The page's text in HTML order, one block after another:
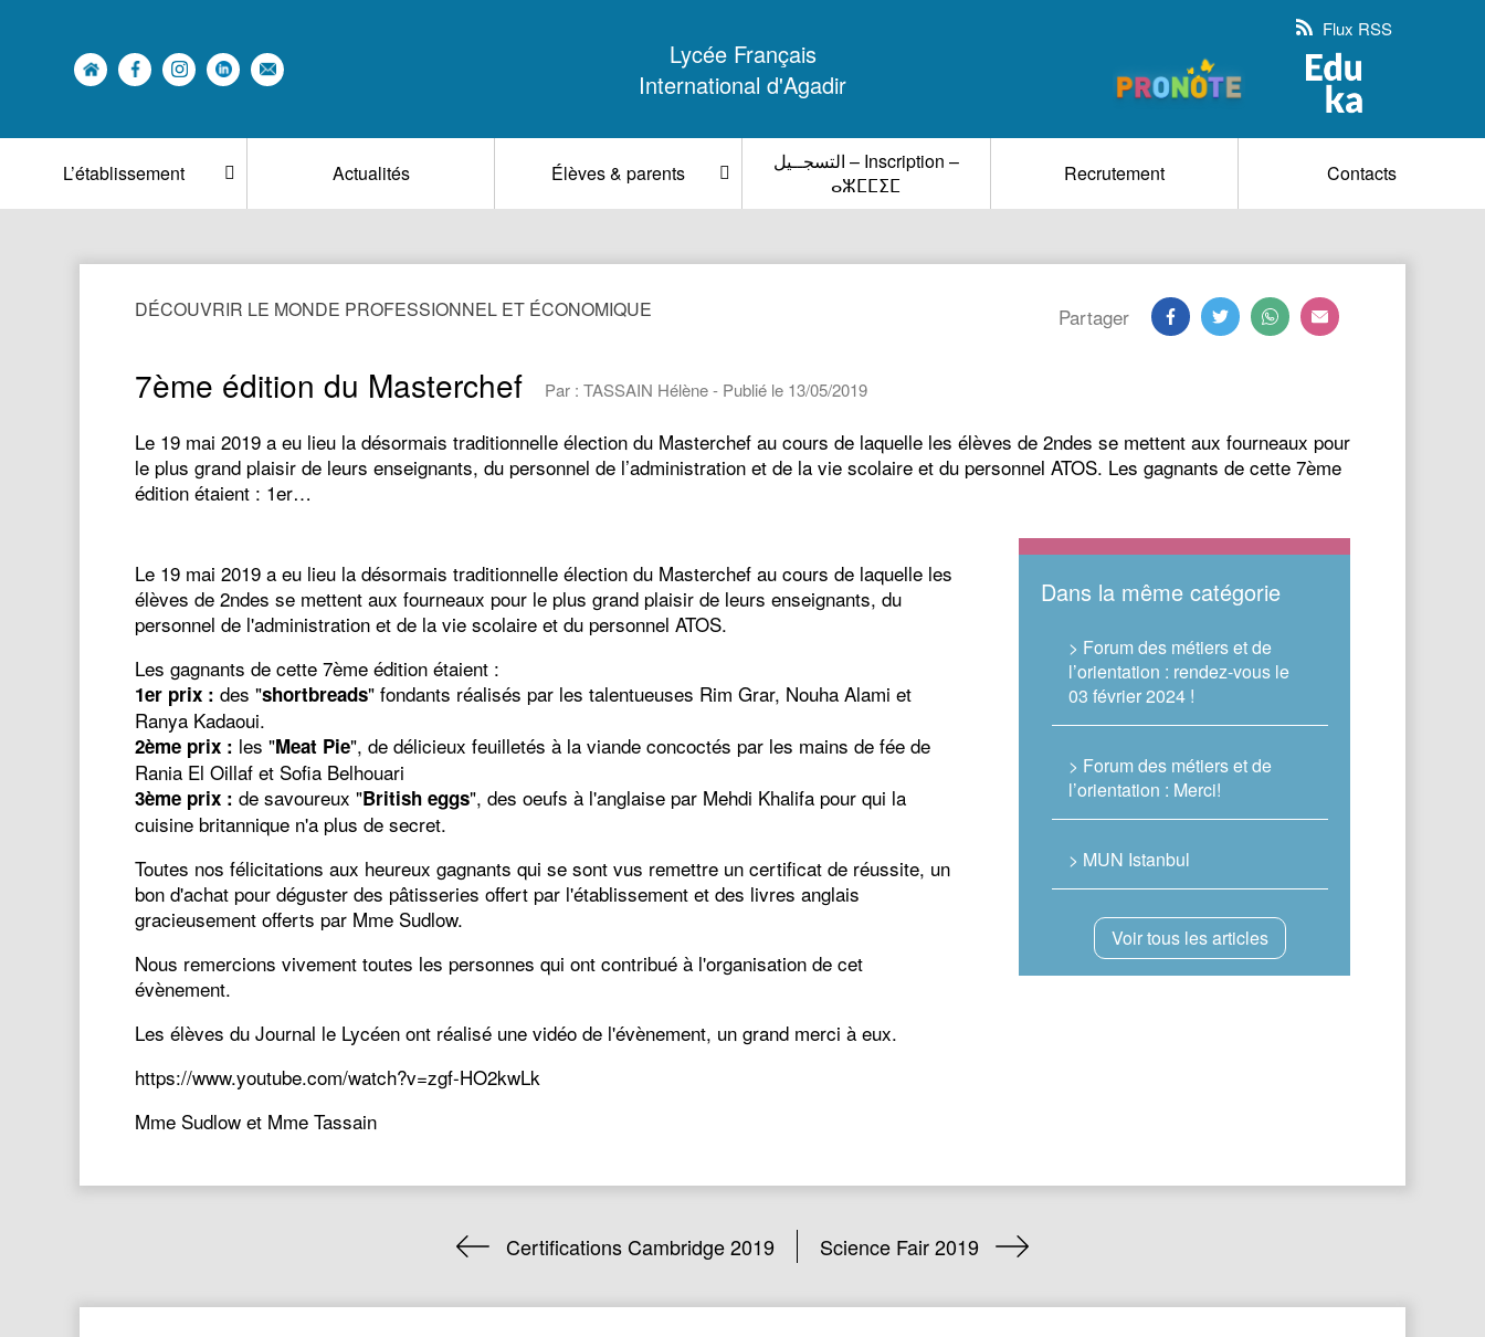
Lycée Français
International d'Agadir
Flux RSS
L’établissement Actualités Élèves & parents
التسجــيل – Inscription –
ⴰⵣⵎⵎⵉⵎ
Recrutement Contacts
DÉCOUVRIR LE MONDE PROFESSIONNEL ET ÉCONOMIQUE Partager
7ème édition du Masterchef Par : TASSAIN Hélène - Publié le 13/05/2019
Le 19 mai 2019 a eu lieu la désormais traditionnelle élection du Masterchef au cours de laquelle les élèves de 2ndes se mettent aux fourneaux pour
le plus grand plaisir de leurs enseignants, du personnel de l’administration et de la vie scolaire et du personnel ATOS. Les gagnants de cette 7ème
édition étaient : 1er…
Le 19 mai 2019 a eu lieu la désormais traditionnelle élection du Masterchef au cours de laquelle les
élèves de 2ndes se mettent aux fourneaux pour le plus grand plaisir de leurs enseignants, du
personnel de l'administration et de la vie scolaire et du personnel ATOS.
Les gagnants de cette 7ème édition étaient :
1er prix : des "shortbreads" fondants réalisés par les talentueuses Rim Grar, Nouha Alami et
Ranya Kadaoui.
2ème prix : les "Meat Pie", de délicieux feuilletés à la viande concoctés par les mains de fée de
Rania El Oillaf et Sofia Belhouari
3ème prix : de savoureux "British eggs", des oeufs à l'anglaise par Mehdi Khalifa pour qui la
cuisine britannique n'a plus de secret.
Toutes nos félicitations aux heureux gagnants qui se sont vus remettre un certificat de réussite, un
bon d'achat pour déguster des pâtisseries offert par l'établissement et des livres anglais
gracieusement offerts par Mme Sudlow.
Nous remercions vivement toutes les personnes qui ont contribué à l'organisation de cet
évènement.
Les élèves du Journal le Lycéen ont réalisé une vidéo de l'évènement, un grand merci à eux.
https://www.youtube.com/watch?v=zgf-HO2kwLk
Mme Sudlow et Mme Tassain
Dans la même catégorie
> Forum des métiers et de
l’orientation : rendez-vous le
03 février 2024 !
> Forum des métiers et de
l’orientation : Merci!
> MUN Istanbul
Voir tous les articles
Certifications Cambridge 2019 Science Fair 2019